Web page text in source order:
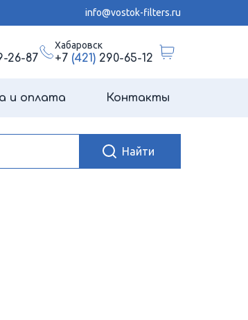
info@vostok-filters.ru
26-87
Хабаровск
+7 (421)290-65-12
и оплата Контакты